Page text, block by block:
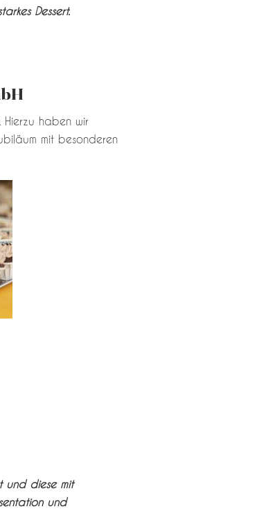
Dessert.
haben wir
mit besonderen
und diese mit
und